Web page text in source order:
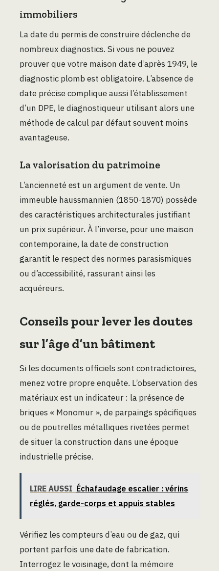
immobiliers
La date du permis de construire déclenche de
nombreux diagnostics. Si vous ne pouvez
prouver que votre maison date d’après 1949, le
diagnostic plomb est obligatoire. L’absence de
date précise complique aussi l’établissement
d’un DPE, le diagnostiqueur utilisant alors une
méthode de calcul par défaut souvent moins
avantageuse.
La valorisation du patrimoine
L’ancienneté est un argument de vente. Un
immeuble haussmannien (1850-1870) possède
des caractéristiques architecturales justifiant
un prix supérieur. À l’inverse, pour une maison
contemporaine, la date de construction
garantit le respect des normes parasismiques
ou d’accessibilité, rassurant ainsi les
acquéreurs.
Conseils pour lever les doutes
sur l’âge d’un bâtiment
Si les documents officiels sont contradictoires,
menez votre propre enquête. L’observation des
matériaux est un indicateur : la présence de
briques « Monomur », de parpaings spécifiques
ou de poutrelles métalliques rivetées permet
de situer la construction dans une époque
industrielle précise.
LIRE AUSSI Échafaudage escalier : vérins
réglés, garde-corps et appuis stables
Vérifiez les compteurs d’eau ou de gaz, qui
portent parfois une date de fabrication.
Interrogez le voisinage, dont la mémoire